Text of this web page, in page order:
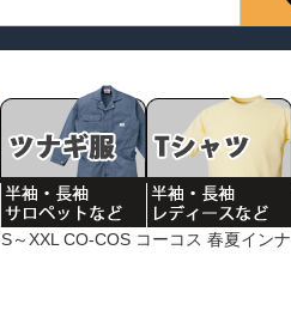
S～XXL CO-COS コーコス 春夏イン